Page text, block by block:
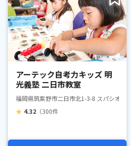
アーテック自考力キッズ 明
光義塾 二日市教室
福岡県筑紫野市二日市北1-3-8 スパシオ・
★ 4.32 （300件